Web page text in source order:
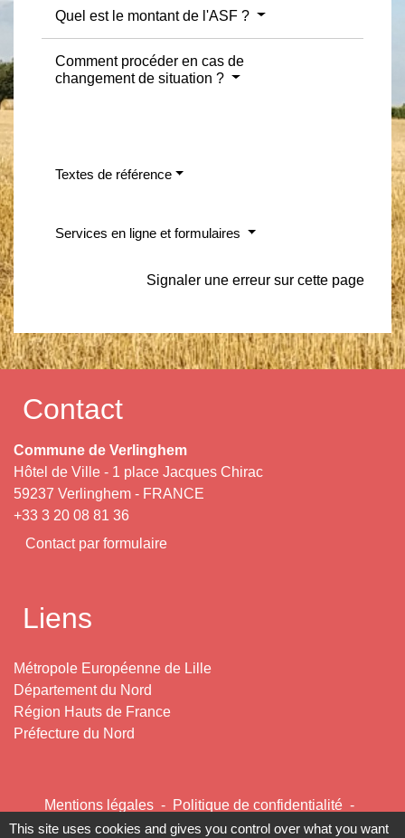
Quel est le montant de l'ASF ?
Comment procéder en cas de
changement de situation ?
Textes de référence
Services en ligne et formulaires
Signaler une erreur sur cette page
Contact
Commune de Verlinghem
Hôtel de Ville - 1 place Jacques Chirac
59237 Verlinghem - FRANCE
+33 3 20 08 81 36
Contact par formulaire
Liens
Métropole Européenne de Lille
Département du Nord
Région Hauts de France
Préfecture du Nord
Mentions légales - Politique de confidentialité -
Accessibilité - Plan du site - Gestion des cookies
This site uses cookies and gives you control over what you want